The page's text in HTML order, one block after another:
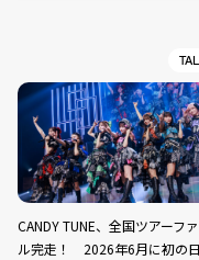
CANDY TUNE、全国ツアーフ
ル完走！ 2026年6月に初の